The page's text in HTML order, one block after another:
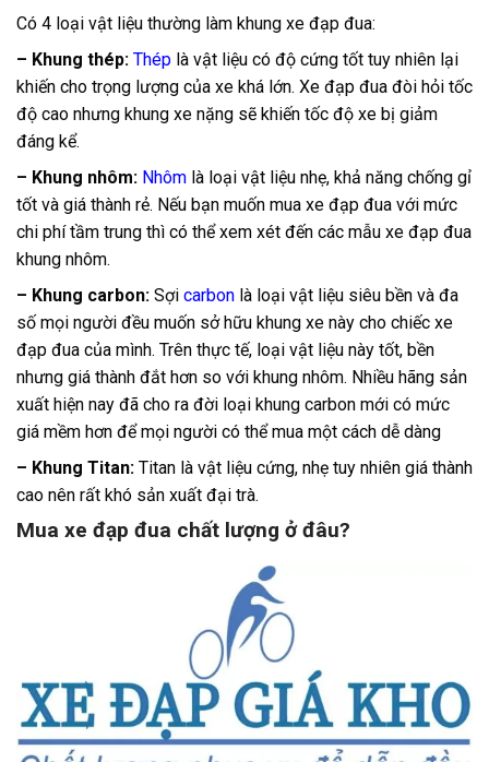
Có 4 loại vật liệu thường làm khung xe đạp đua:
– Khung thép: Thép là vật liệu có độ cứng tốt tuy nhiên lại
khiến cho trọng lượng của xe khá lớn. Xe đạp đua đòi hỏi tốc
độ cao nhưng khung xe nặng sẽ khiến tốc độ xe bị giảm
đáng kể.
– Khung nhôm: Nhôm là loại vật liệu nhẹ, khả năng chống gỉ
tốt và giá thành rẻ. Nếu bạn muốn mua xe đạp đua với mức
chi phí tầm trung thì có thể xem xét đến các mẫu xe đạp đua
khung nhôm.
– Khung carbon: Sợi carbon là loại vật liệu siêu bền và đa
số mọi người đều muốn sở hữu khung xe này cho chiếc xe
đạp đua của mình. Trên thực tế, loại vật liệu này tốt, bền
nhưng giá thành đắt hơn so với khung nhôm. Nhiều hãng sản
xuất hiện nay đã cho ra đời loại khung carbon mới có mức
giá mềm hơn để mọi người có thể mua một cách dễ dàng
– Khung Titan: Titan là vật liệu cứng, nhẹ tuy nhiên giá thành
cao nên rất khó sản xuất đại trà.
Mua xe đạp đua chất lượng ở đâu?